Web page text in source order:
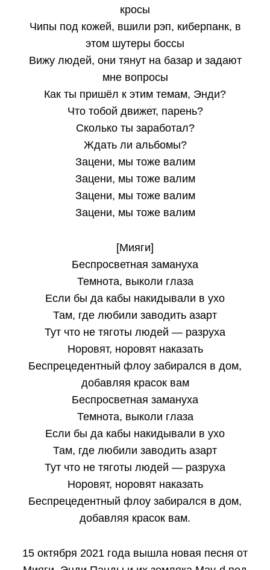
кросы
Чипы под кожей, вшили рэп, киберпанк, в
этом шутеры боссы
Вижу людей, они тянут на базар и задают
мне вопросы
Как ты пришёл к этим темам, Энди?
Что тобой движет, парень?
Сколько ты заработал?
Ждать ли альбомы?
Зацени, мы тоже валим
Зацени, мы тоже валим
Зацени, мы тоже валим
Зацени, мы тоже валим
[Мияги]
Беспросветная замануха
Темнота, выколи глаза
Если бы да кабы накидывали в ухо
Там, где любили заводить азарт
Тут что не тяготы людей — разруха
Норовят, норовят наказать
Беспрецедентный флоу забирался в дом,
добавляя красок вам
Беспросветная замануха
Темнота, выколи глаза
Если бы да кабы накидывали в ухо
Там, где любили заводить азарт
Тут что не тяготы людей — разруха
Норовят, норовят наказать
Беспрецедентный флоу забирался в дом,
добавляя красок вам.
15 октября 2021 года вышла новая песня от